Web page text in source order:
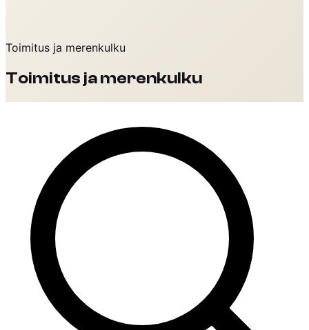
Toimitus ja merenkulku
Toimitus ja merenkulku